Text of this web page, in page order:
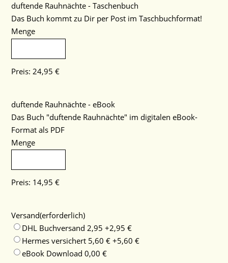
duftende Rauhnächte - Taschenbuch
Das Buch kommt zu Dir per Post im Taschbuchformat!
Preis: 24,95 €
Menge
duftende Rauhnächte - eBookMenge
Das Buch "duftende Rauhnächte" im digitalen eBook-
Format als PDF
Preis: 14,95 €
Menge
Versand(erforderlich)
DHL Buchversand 2,95 +2,95 €
Hermes versichert 5,60 € +5,60 €
eBook Download 0,00 €